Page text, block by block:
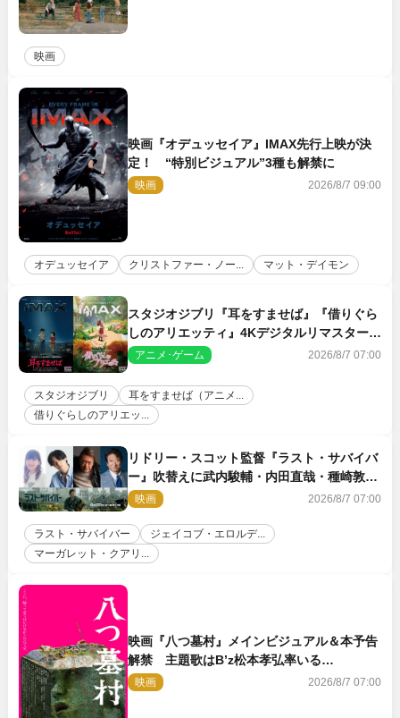
映画
映画『オデュッセイア』IMAX先行上映が決
定！ “特別ビジュアル”3種も解禁に
映画 2026/8/7 09:00
オデュッセイア クリストファー・ノー... マット・デイモン
スタジオジブリ『耳をすませば』『借りぐら
しのアリエッティ』4Kデジタルリマスターで
IMAX上映決定！
アニメ･ゲーム 2026/8/7 07:00
スタジオジブリ
耳をすませば（アニメ...
借りぐらしのアリエッ...
リドリー・スコット監督『ラスト・サバイバ
ー』吹替えに武内駿輔・内田直哉・種崎敦
美・井上和彦ら豪華声優陣が集結！
映画 2026/8/7 07:00
ラスト・サバイバー
ジェイコブ・エロルデ...
マーガレット・クアリ...
映画『八つ墓村』メインビジュアル＆本予告
解禁 主題歌はB’z松本孝弘率いる
TMG「DOOM」に決定
映画 2026/8/7 07:00